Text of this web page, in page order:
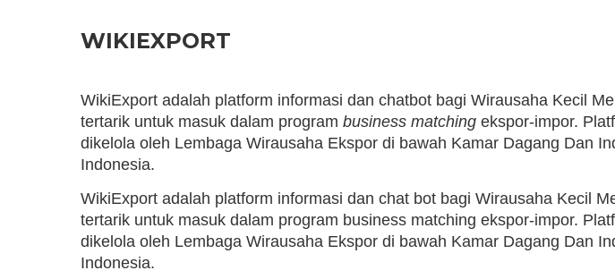
WIKIEXPORT
WikiExport adalah platform informasi dan chatbot bagi Wirausaha Kecil
tertarik untuk masuk dalam program business matching ekspor-impor.
dikelola oleh Lembaga Wirausaha Ekspor di bawah Kamar Dagang Dan
Indonesia.
WikiExport adalah platform informasi dan chat bot bagi Wirausaha Kecil
tertarik untuk masuk dalam program business matching ekspor-impor.
dikelola oleh Lembaga Wirausaha Ekspor di bawah Kamar Dagang Dan
Indonesia.